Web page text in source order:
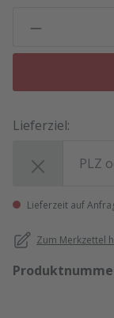
Lieferziel:
Lieferzeit auf
Zum Merkzettel